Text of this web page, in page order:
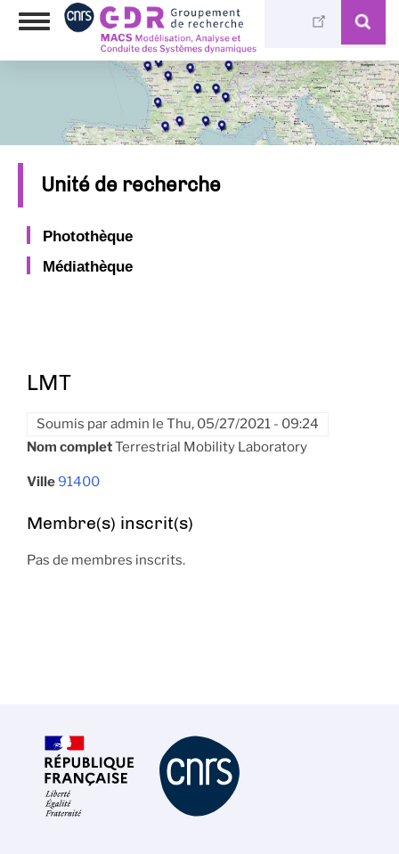
Aller
Toggle
Unité de recherche
Photothèque
Médiathèque
LMT
Soumis paradmin le Thu, 05/27/2021 - 09:24
Nom completTerrestrial Mobility Laboratory
Ville91400
Membre(s) inscrit(s)
Pas de membres inscrits.